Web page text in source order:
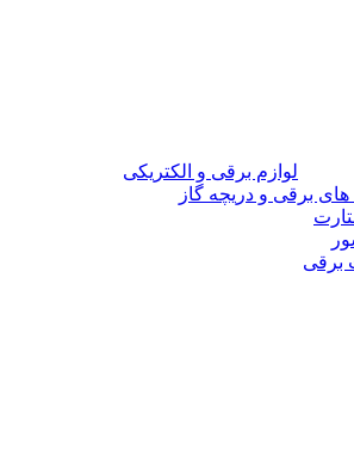
لوازم برقی و الکتریکی
های برقی و دریچه گاز
برقی